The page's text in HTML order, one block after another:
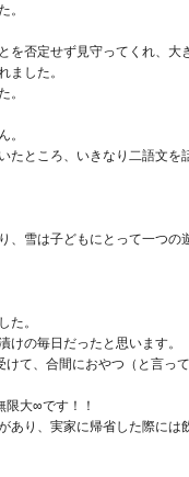
。
否定せず見守ってくれ、大
ました。
。
。
ところ、いきなり二語文を
雪は子どもにとって一つの
た。
の毎日だったと思います。
て、合間におやつ（と言っ
大∞です！！
り、実家に帰省した際には